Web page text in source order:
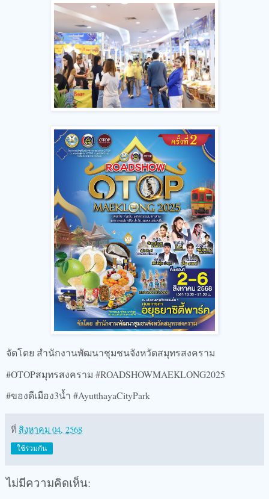
จัดโดย สำนักงานพัฒนาชุมชนจังหวัดสมุทรสงคราม
#OTOPสมุทรสงคราม #ROADSHOWMAEKLONG2025
#ของดีเมือง3น้ำ #AyutthayaCityPark
ที่ สิงหาคม 04, 2568
ใช้ร่วมกัน
ไม่มีความคิดเห็น: